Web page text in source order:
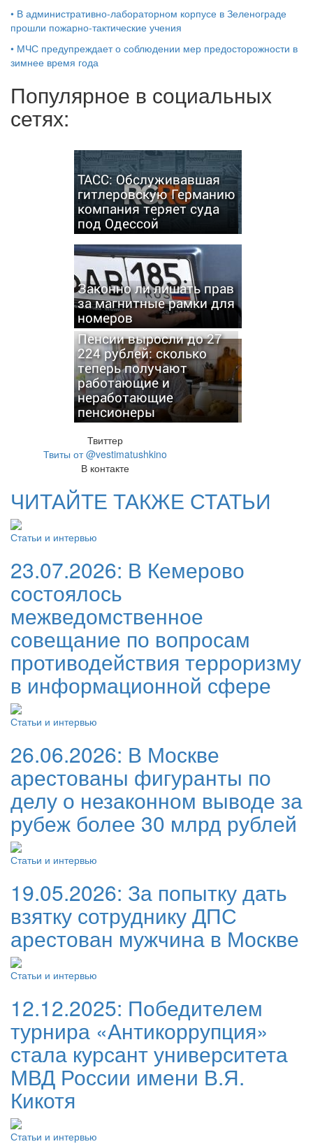
• В административно-лабораторном корпусе в Зеленограде
прошли пожарно-тактические учения
• МЧС предупреждает о соблюдении мер предосторожности в
зимнее время года
Популярное в социальных
сетях:
ТАСС: Обслуживавшая
гитлеровскую Германию
компания теряет суда
под Одессой
Законно ли лишать прав
за магнитные рамки для
номеров
Пенсии выросли до 27
224 рублей: сколько
теперь получают
работающие и
неработающие
пенсионеры
Твиттер
Твиты от @vestimatushkino
В контакте
ЧИТАЙТЕ ТАКЖЕ СТАТЬИ
Статьи и интервью
23.07.2026: В Кемерово
состоялось
межведомственное
совещание по вопросам
противодействия терроризму
в информационной сфере
Статьи и интервью
26.06.2026: В Москве
арестованы фигуранты по
делу о незаконном выводе за
рубеж более 30 млрд рублей
Статьи и интервью
19.05.2026: За попытку дать
взятку сотруднику ДПС
арестован мужчина в Москве
Статьи и интервью
12.12.2025: Победителем
турнира «Антикоррупция»
стала курсант университета
МВД России имени В.Я.
Кикотя
Статьи и интервью